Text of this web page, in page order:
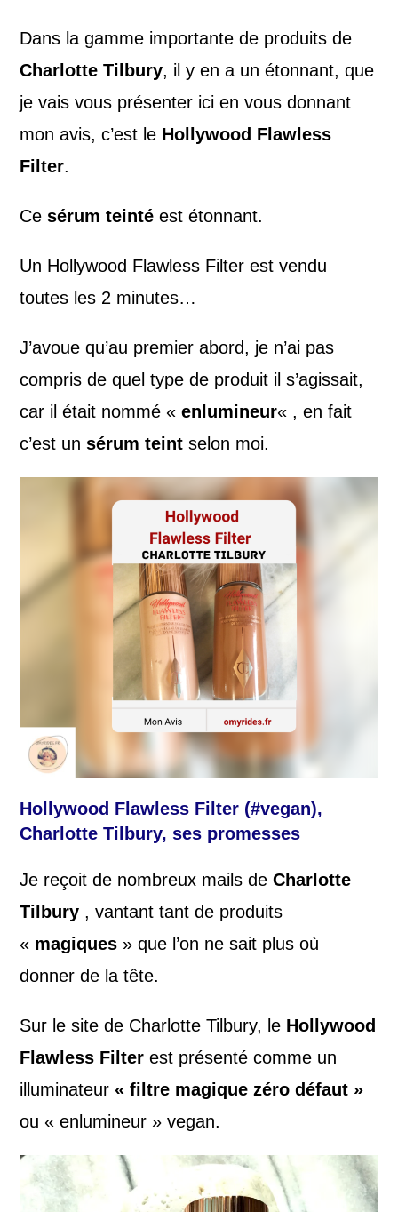
Dans la gamme importante de produits de
Charlotte Tilbury, il y en a un étonnant, que
je vais vous présenter ici en vous donnant
mon avis, c’est le Hollywood Flawless
Filter.
Cesérum teintéest étonnant.
Un Hollywood Flawless Filter est vendu
toutes les 2 minutes…
J’avoue qu’au premier abord, je n’ai pas
compris de quel type de produit il s’agissait,
car il était nommé «enlumineur« , en fait
c’est unsérum teint selon moi.
Hollywood Flawless Filter (#vegan),
Charlotte Tilbury, ses promesses
Je reçoit de nombreux mails deCharlotte
Tilbury , vantant tant de produits
« magiques » que l’on ne sait plus où
donner de la tête.
Sur le site de Charlotte Tilbury, le Hollywood
Flawless Filter est présenté comme un
illuminateur « filtre magique zéro défaut »
ou « enlumineur » vegan.